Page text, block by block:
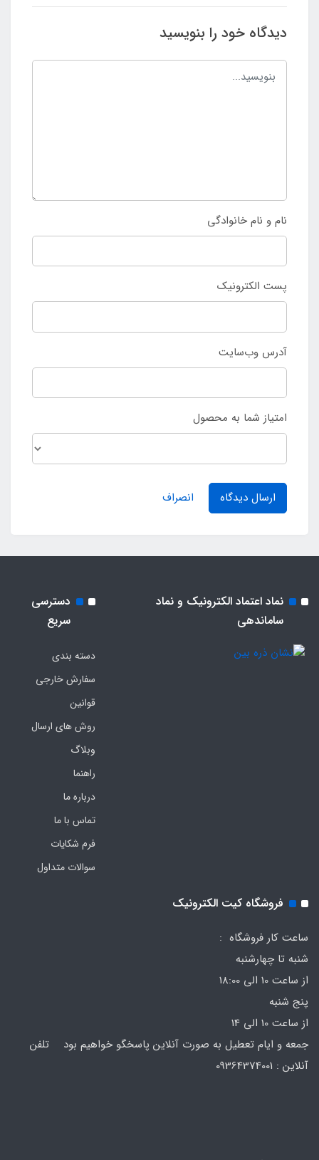
دیدگاه خود را بنویسید
نام و نام خانوادگی
پست الکترونیک
آدرس وب‌سایت
امتیاز شما به محصول
ارسال دیدگاه انصراف
نماد اعتماد الکترونیک و نماد
ساماندهی
دسترسی
سریع
دسته بندی
سفارش خارجی
قوانین
روش های ارسال
وبلاگ
راهنما
درباره ما
تماس با ما
فرم‌ شکایات
سوالات متداول
فروشگاه کیت الکترونیک
ساعت کار فروشگاه :
شنبه تا چهارشنبه
از ساعت 10 الی 18:00
پنج شنبه
از ساعت 10 الی 14
جمعه و ایام تعطیل به صورت آنلاین پاسخگو خواهیم بود تلفن